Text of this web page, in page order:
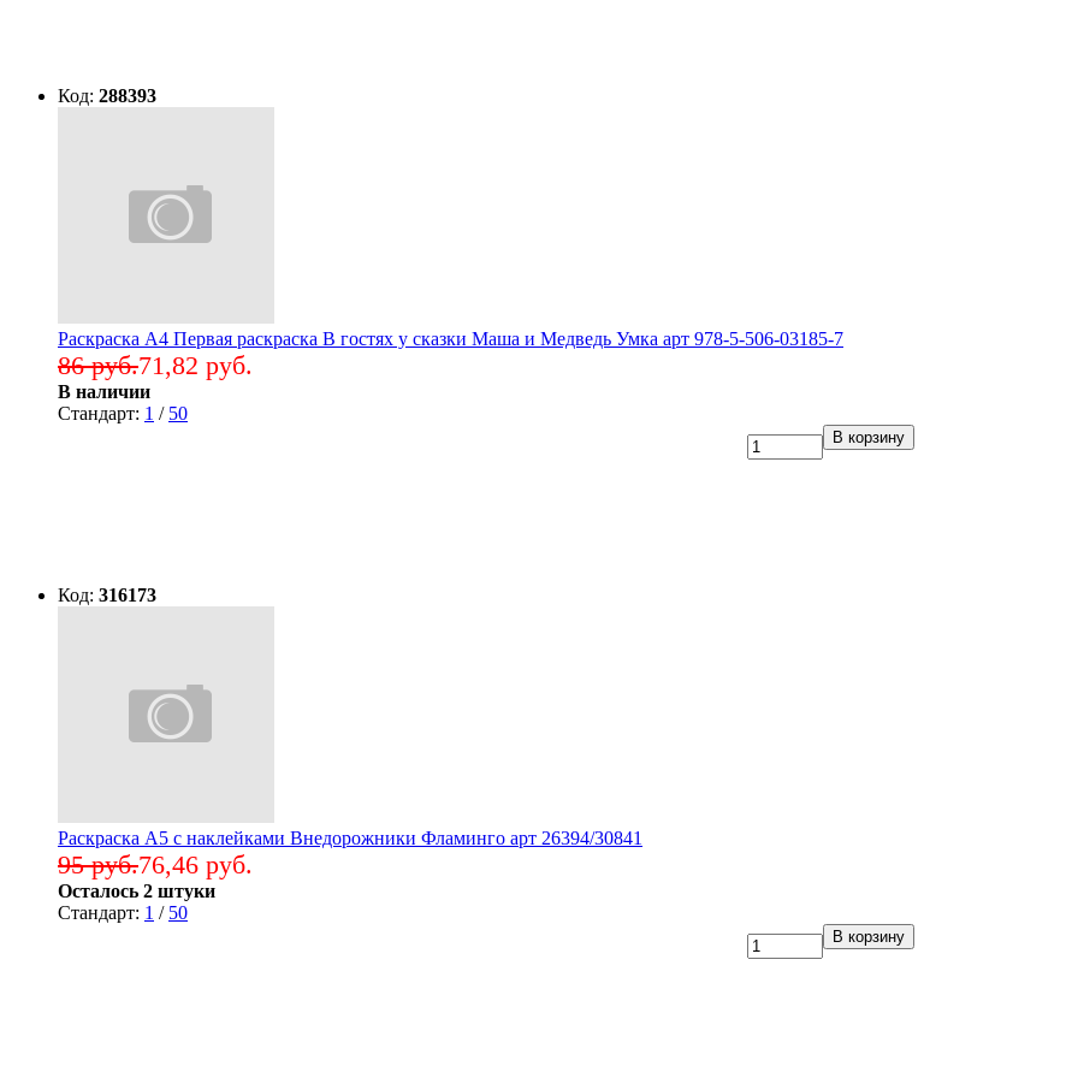
Код: 288393
Раскраска А4 Первая раскраска В гостях у сказки Маша и Медведь Умка арт 978-5-506-03185-7
71,82 руб.
86 руб.
В наличии
Стандарт: 1 / 50
В корзину
Код: 316173
Раскраска А5 с наклейками Внедорожники Фламинго арт 26394/30841
76,46 руб.
95 руб.
Осталось 2 штуки
Стандарт: 1 / 50
В корзину